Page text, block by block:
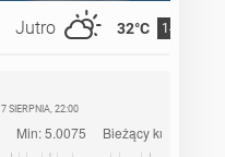
Jutro 32°C 14°C
7 SIERPNIA, 22:00